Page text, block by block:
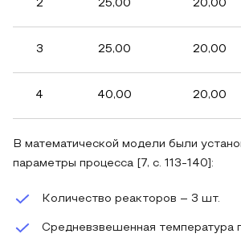
2 25,00 20,00
3 25,00 20,00
4 40,00 20,00
В математической модели были
параметры процесса [7, с. 113-140]:
Количество реакторов – 3 шт.
Средневзвешенная температура